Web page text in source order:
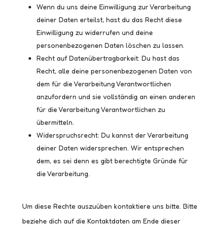
Wenn du uns deine Einwilligung zur Verarbeitung
deiner Daten erteilst, hast du das Recht diese
Einwilligung zu widerrufen und deine
personenbezogenen Daten löschen zu lassen.
Recht auf Datenübertragbarkeit: Du hast das
Recht, alle deine personenbezogenen Daten von
dem für die Verarbeitung Verantwortlichen
anzufordern und sie vollständig an einen anderen
für die Verarbeitung Verantwortlichen zu
übermitteln.
Widerspruchsrecht: Du kannst der Verarbeitung
deiner Daten widersprechen. Wir entsprechen
dem, es sei denn es gibt berechtigte Gründe für
die Verarbeitung.
Um diese Rechte auszuüben kontaktiere uns bitte. Bitte
beziehe dich auf die Kontaktdaten am Ende dieser